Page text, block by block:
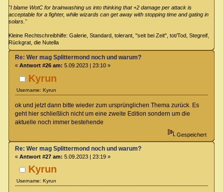
"I blame WotC for brainwashing us into thinking that +2 damage per attack is
acceptable for a fighter, while wizards can get away with stopping time and gating in
solars."
Kleine Rechtschreibhilfe: Galerie, Standard, tolerant, "seit bei Zeit", tot/Tod, Stegreif,
Rückgrat, die Nutella
Kyrun
Username: Kyrun
Re: Wer mag Splittermond noch und warum?
« Antwort #26 am: 5.09.2023 | 23:10 »
ok und jetzt dann bitte wieder zum ursprünglichen Thema zurück. Es
geht hier schließlich nicht um eine zweite Edition sondern um die
aktuelle noch immer bestehende
Gespeichert
Kyrun
Username: Kyrun
Re: Wer mag Splittermond noch und warum?
« Antwort #27 am: 5.09.2023 | 23:19 »